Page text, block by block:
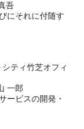
吾
にそれに付随す
ティ竹芝オフィ
一郎
ービスの開発・